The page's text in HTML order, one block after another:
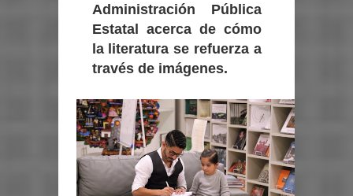
Administración Pública
Estatal acerca de cómo
la literatura se refuerza a
través de imágenes.